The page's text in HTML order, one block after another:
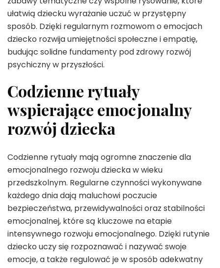
ułatwią dziecku wyrażanie uczuć w przystępny
sposób. Dzięki regularnym rozmowom o emocjach
dziecko rozwija umiejętności społeczne i empatię,
budując solidne fundamenty pod zdrowy rozwój
psychiczny w przyszłości.
Codzienne rytuały
wspierające emocjonalny
rozwój dziecka
Codzienne rytuały mają ogromne znaczenie dla
emocjonalnego rozwoju dziecka w wieku
przedszkolnym. Regularne czynności wykonywane
każdego dnia dają maluchowi poczucie
bezpieczeństwa, przewidywalności oraz stabilności
emocjonalnej, które są kluczowe na etapie
intensywnego rozwoju emocjonalnego. Dzięki rutynie
dziecko uczy się rozpoznawać i nazywać swoje
emocje, a także regulować je w sposób adekwatny